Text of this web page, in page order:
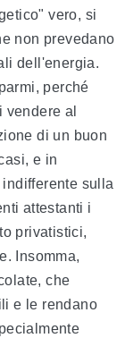
vero, si
non prevedano
dell'energia.
perché
al
di un buon
e in
sulla
attestanti i
privatistici,
Insomma,
che
e le rendano